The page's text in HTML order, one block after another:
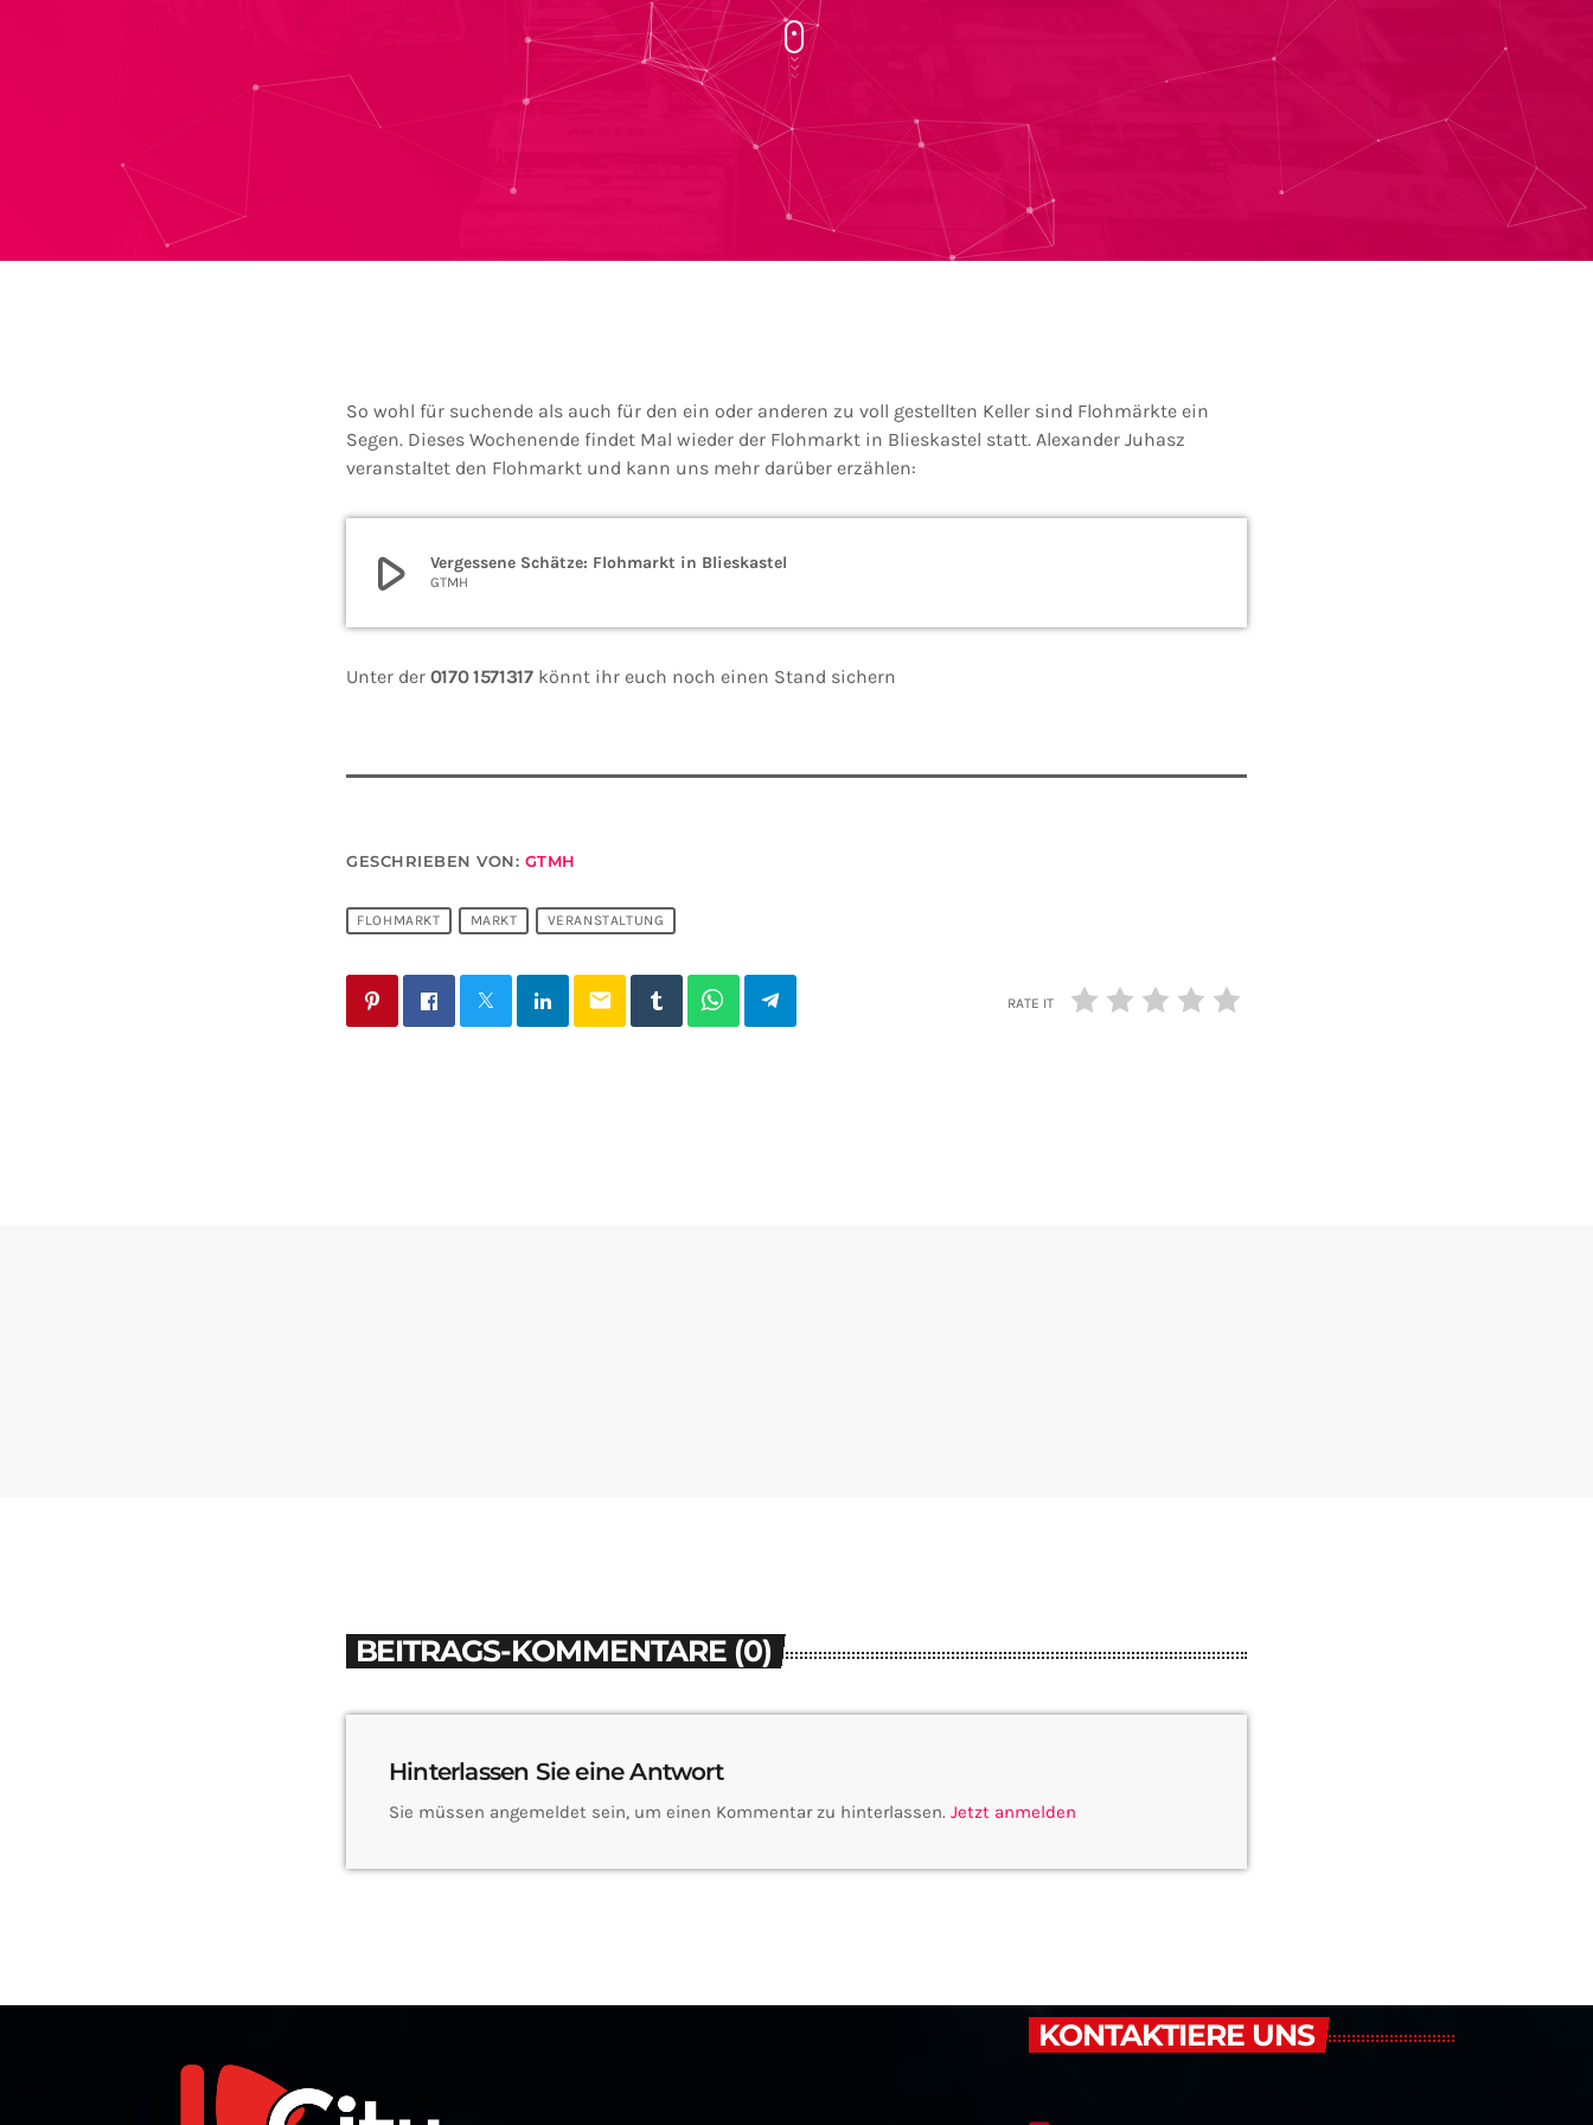
So wohl für suchende als auch für den ein oder anderen zu voll gestellten Keller sind Flohmärkte ein
Segen. Dieses Wochenende findet Mal wieder der Flohmarkt in Blieskastel statt. Alexander Juhasz
veranstaltet den Flohmarkt und kann uns mehr darüber erzählen:
play_arrow Vergessene Schätze: Flohmarkt in Blieskastel
GTMH
Unter der 0170 1571317könnt ihr euch noch einen Stand sichern
GESCHRIEBEN VON: GTMH
FLOHMARKT MARKT VERANSTALTUNG
email RATE IT
BEITRAGS-KOMMENTARE (0)
Hinterlassen Sie eine Antwort
Sie müssen angemeldet sein, um einen Kommentar zu hinterlassen. Jetzt anmelden
KONTAKTIERE UNS